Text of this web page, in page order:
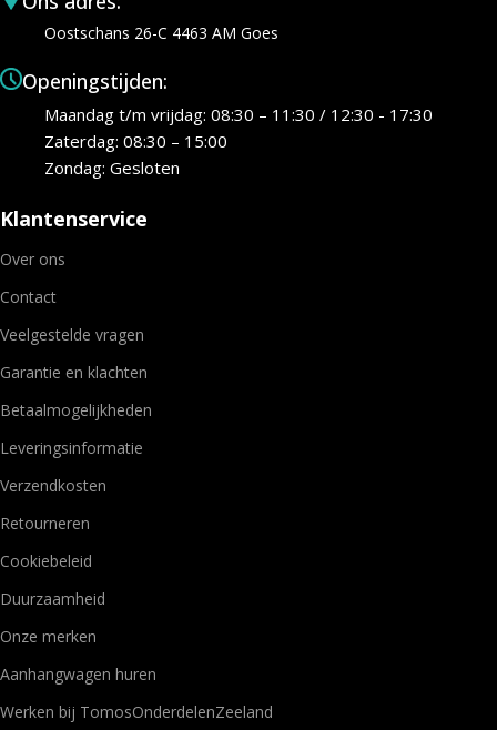
Oostschans 26-C 4463 AM Goes
Openingstijden:
Maandag t/m vrijdag: 08:30 – 11:30 / 12:30 - 17:30
Zaterdag: 08:30 – 15:00
Zondag: Gesloten
Klantenservice
Over ons
Contact
Veelgestelde vragen
Garantie en klachten
Betaalmogelijkheden
Leveringsinformatie
Verzendkosten
Retourneren
Cookiebeleid
Duurzaamheid
Onze merken
Aanhangwagen huren
Werken bij TomosOnderdelenZeeland